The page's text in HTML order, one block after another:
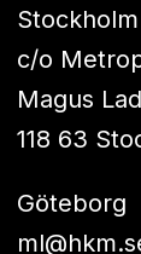
Stockholm
c/o
Magus
118 63
Göteborg